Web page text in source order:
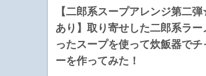
【二郎系スープアレンジ第二
あり】取り寄せした二郎系ラー
ったスープを使って炊飯器でチ
ーを作ってみた！